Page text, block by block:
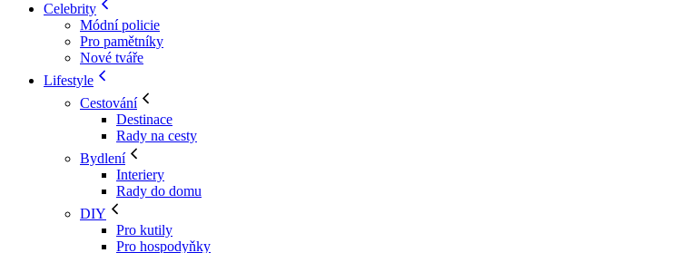
Celebrity
Módní policie
Pro pamětníky
Nové tváře
Lifestyle
Cestování
Destinace
Rady na cesty
Bydlení
Interiery
Rady do domu
DIY
Pro kutily
Pro hospodyňky